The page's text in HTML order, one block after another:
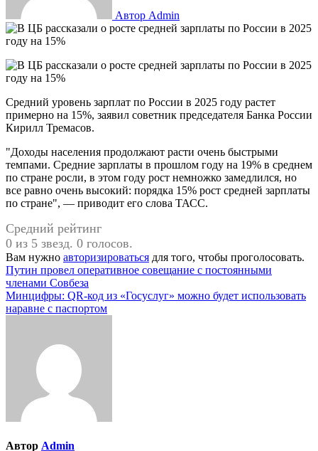
Автор Admin
Средний уровень зарплат по России в 2025 году растет
примерно на 15%, заявил советник председателя Банка России
Кирилл Тремасов.
"Доходы населения продолжают расти очень быстрыми
темпами. Средние зарплаты в прошлом году на 19% в среднем
по стране росли, в этом году рост немножко замедлился, но
все равно очень высокий: порядка 15% рост средней зарплаты
по стране", — приводит его слова ТАСС.
Средний рейтинг
0 из 5 звезд. 0 голосов.
Вам нужно авторизироваться для того, чтобы проголосовать.
Навигация
по
записям
Путин провел оперативное совещание с постоянными
членами Совбеза
Минцифры: QR-код из «Госуслуг» можно будет использовать
наравне с паспортом
Автор Admin